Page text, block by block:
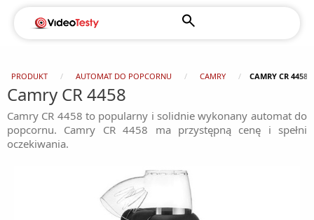
PRODUKT AUTOMAT DO POPCORNU CAMRY CAMRY CR 4458
Camry CR 4458
Camry CR 4458 to popularny i solidnie wykonany automat do
popcornu. Camry CR 4458 ma przystępną cenę i spełni
oczekiwania.